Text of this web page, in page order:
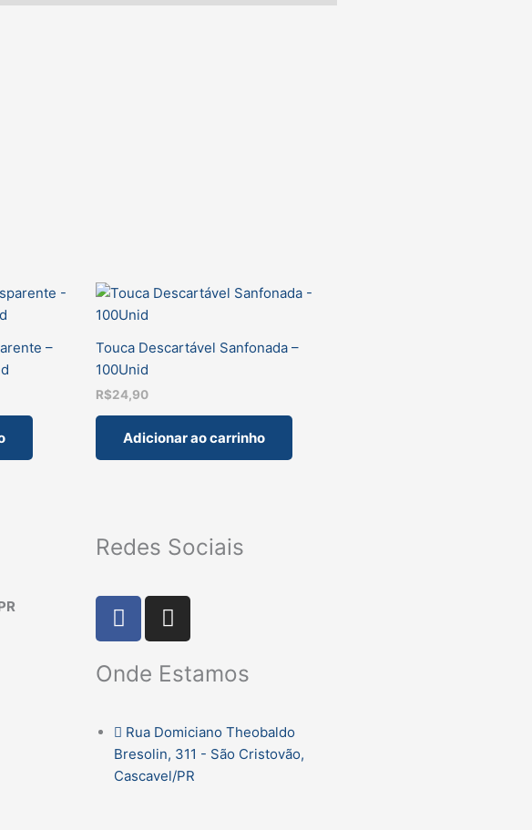
–
Touca Descartável Sanfonada –
100Unid
R$24,90
Adicionar ao carrinho
Redes Sociais
F
a
e
o
k
I
n
t
r
a
m
Onde Estamos
Rua Domiciano Theobaldo
Bresolin, 311 - São Cristovão,
Cascavel/PR